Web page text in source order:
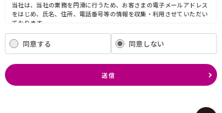
当社は、当社の業務を円滑に行うため、お客さまの電子メールアドレス
をはじめ、氏名、住所、電話番号等の情報を収集・利用させていただい
ております。
当社は、これらのお客さまの個人情報（以下「お客さま情報」といいま
す。）の適正な保護を重大な責務と認識し、この責務を果たすために、
次の方針の下でお客さま情報を取り扱います。
(1) お客さま情報に適用される個人情報の保護に関する法律その他の関
係法令を遵守し、適切に取り扱います。また、適宜取扱いの改善に努め
同意する 同意しない
送信